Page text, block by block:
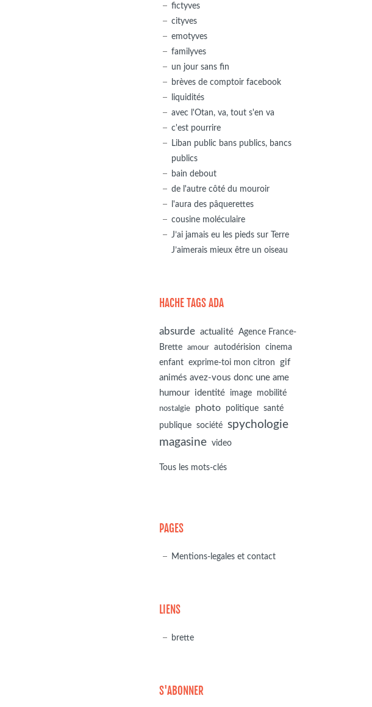
fictyves
cityves
emotyves
familyves
un jour sans fin
brèves de comptoir facebook
liquidités
avec l'Otan, va, tout s'en va
c'est pourrire
Liban public bans publics, bancs
publics
bain debout
de l'autre côté du mouroir
l'aura des pâquerettes
cousine moléculaire
J’ai jamais eu les pieds sur Terre
J’aimerais mieux être un oiseau
HACHE TAGS ADA
absurde actualité Agence France-
Brette
amour autodérision
cinema
enfant exprime-toi mon citron
gif
animés avez-vous donc une ame
humour identité image mobilité
nostalgie photo politique santé
publique société spychologie
magasine video
Tous les mots-clés
PAGES
Mentions-legales et contact
LIENS
brette
S'ABONNER